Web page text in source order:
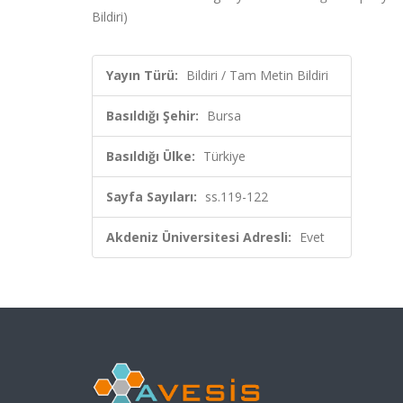
Bildiri)
Yayın Türü: Bildiri / Tam Metin Bildiri
Basıldığı Şehir: Bursa
Basıldığı Ülke: Türkiye
Sayfa Sayıları: ss.119-122
Akdeniz Üniversitesi Adresli: Evet